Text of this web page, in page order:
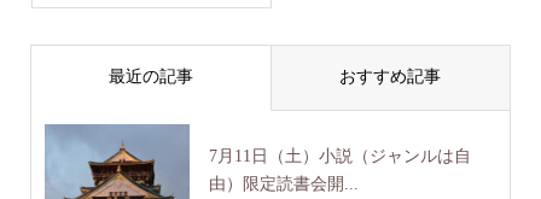
最近の記事 おすすめ記事
7月11日（土）小説（ジャンルは自
由）限定読書会開...